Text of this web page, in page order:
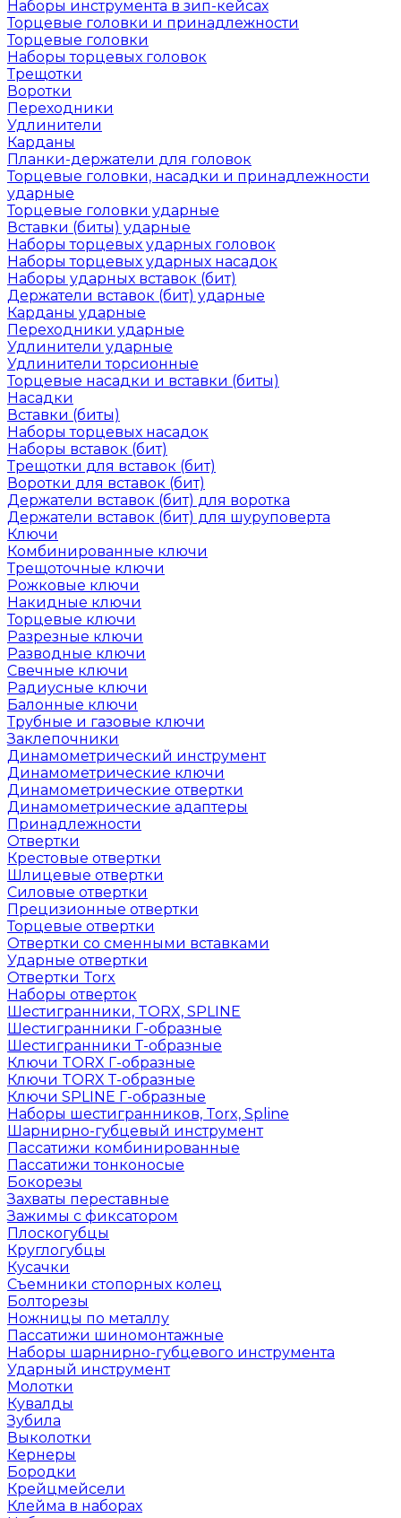
Наборы инструмента в зип-кейсах
Торцевые головки и принадлежности
Торцевые головки
Наборы торцевых головок
Трещотки
Воротки
Переходники
Удлинители
Карданы
Планки-держатели для головок
Торцевые головки, насадки и принадлежности
ударные
Торцевые головки ударные
Вставки (биты) ударные
Наборы торцевых ударных головок
Наборы торцевых ударных насадок
Наборы ударных вставок (бит)
Держатели вставок (бит) ударные
Карданы ударные
Переходники ударные
Удлинители ударные
Удлинители торсионные
Торцевые насадки и вставки (биты)
Насадки
Вставки (биты)
Наборы торцевых насадок
Наборы вставок (бит)
Трещотки для вставок (бит)
Воротки для вставок (бит)
Держатели вставок (бит) для воротка
Держатели вставок (бит) для шуруповерта
Ключи
Комбинированные ключи
Трещоточные ключи
Рожковые ключи
Накидные ключи
Торцевые ключи
Разрезные ключи
Разводные ключи
Свечные ключи
Радиусные ключи
Балонные ключи
Трубные и газовые ключи
Заклепочники
Динамометрический инструмент
Динамометрические ключи
Динамометрические отвертки
Динамометрические адаптеры
Принадлежности
Отвертки
Крестовые отвертки
Шлицевые отвертки
Силовые отвертки
Прецизионные отвертки
Торцевые отвертки
Отвертки со сменными вставками
Ударные отвертки
Отвертки Torx
Наборы отверток
Шестигранники, TORX, SPLINE
Шестигранники Г-образные
Шестигранники Т-образные
Ключи TORX Г-образные
Ключи TORX Т-образные
Ключи SPLINE Г-образные
Наборы шестигранников, Torx, Spline
Шарнирно-губцевый инструмент
Пассатижи комбинированные
Пассатижи тонконосые
Бокорезы
Захваты переставные
Зажимы с фиксатором
Плоскогубцы
Круглогубцы
Кусачки
Съемники стопорных колец
Болторезы
Ножницы по металлу
Пассатижи шиномонтажные
Наборы шарнирно-губцевого инструмента
Ударный инструмент
Молотки
Кувалды
Зубила
Выколотки
Кернеры
Бородки
Крейцмейсели
Клейма в наборах